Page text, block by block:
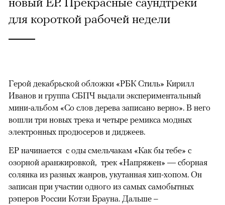
для короткой рабочей недели
Герой декабрьской обложки «РБК Стиль» Кирилл
Иванов и группа СБПЧ выдали экспериментальный
мини-альбом «Со слов дерева записано верно». В него
вошли три новых трека и четыре ремикса модных
электронных продюсеров и диджеев.
EP начинается с оды смельчакам «Как бы тебе» с
озорной аранжировкой, трек «Напряжен» — сборная
солянка из разных жанров, укутанная хип-хопом. Он
записан при участии одного из самых самобытных
рэперов России Котзи Брауна. Дальше –